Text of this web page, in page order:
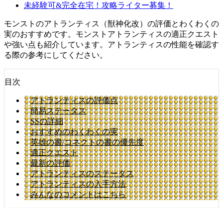
未経験可&完全在宅！攻略ライター募集！
モンストのアトランティス（獣神化改）の評価とわくわくの
実のおすすめです。モンストアトランティスの適正クエスト
や強い点も紹介しています。アトランティスの性能を確認す
る際の参考にしてください。
目次
アトランティスの評価点
簡易ステータス
SSの詳細
おすすめのわくわくの実
英雄の書/コネクトの書の優先度
適正クエスト
最新の評価
アトランティスのステータス
アトランティスの入手方法
みんなのコメントはこちら